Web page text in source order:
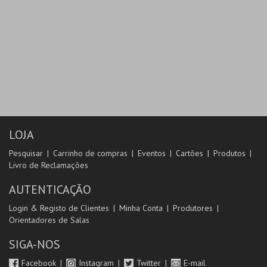
LOJA
Pesquisar Carrinho de compras Eventos Cartões
Produtos
Livro de Reclamações
AUTENTICAÇÃO
Login & Registo de Clientes Minha Conta
Produtores
Orientadores de Salas
SIGA-NOS
Facebook Instagram Twitter E-mail